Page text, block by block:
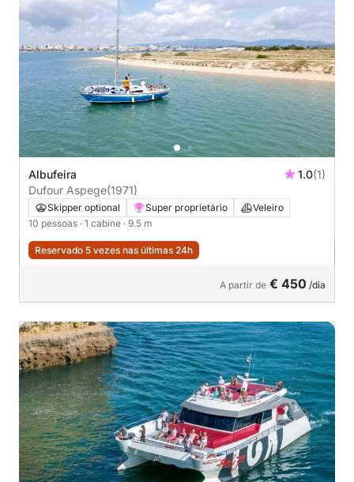
Albufeira 1.0(1)
Dufour Aspege(1971)
Skipper optional Super proprietário
Veleiro
10 pessoas · 1 cabine · 9.5 m
Reservado 5 vezes nas últimas 24h
A partir de € 450 /dia